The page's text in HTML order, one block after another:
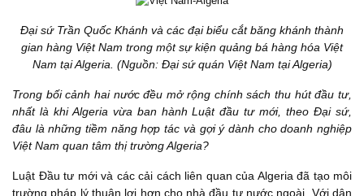
Đại sứ Trần Quốc Khánh và các đại biểu cắt băng khánh thành
gian hàng Việt Nam trong một sự kiện quảng bá hàng hóa Việt
Nam tại Algeria. (Nguồn: Đại sứ quán Việt Nam tại Algeria)
Trong bối cảnh hai nước đều mở rộng chính sách thu hút đầu tư,
nhất là khi Algeria vừa ban hành Luật đầu tư mới, theo Đại sứ,
đâu là những tiềm năng hợp tác và gợi ý dành cho doanh nghiệp
Việt Nam quan tâm thị trường Algeria?
Luật Đầu tư mới và các cải cách liên quan của Algeria đã tạo môi
trường pháp lý thuận lợi hơn cho nhà đầu tư nước ngoài. Với dân